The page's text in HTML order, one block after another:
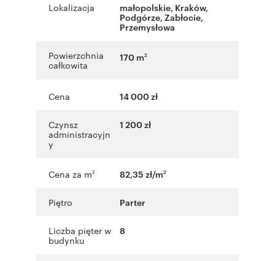
Lokalizacja małopolskie, Kraków,
Podgórze, Zabłocie,
Przemysłowa
Powierzchnia
całkowita
170 m2
Cena 14 000 zł
Czynsz
administracyjn
y
1 200 zł
Cena za m2 82,35 zł/m2
Piętro Parter
Liczba pięter w
budynku
8